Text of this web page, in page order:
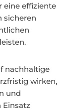
eine effiziente
sicheren
nachhaltige
wirken,
und
Einsatz